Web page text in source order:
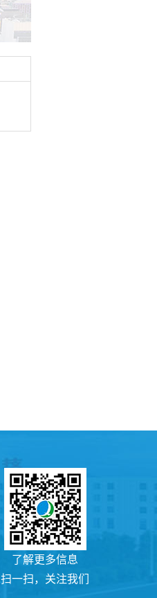
了解更多信息
扫一扫，关注我们